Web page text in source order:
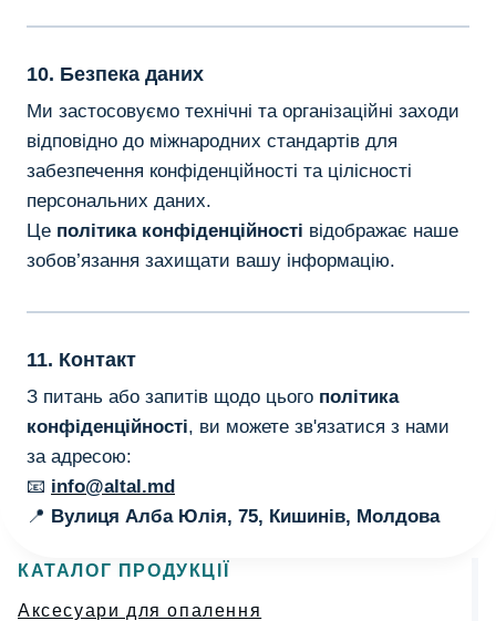
10. Безпека даних
Ми застосовуємо технічні та організаційні заходи
відповідно до міжнародних стандартів для
забезпечення конфіденційності та цілісності
персональних даних.
Це політика конфіденційності відображає наше
зобов’язання захищати вашу інформацію.
11. Контакт
З питань або запитів щодо цього політика
конфіденційності, ви можете зв'язатися з нами
за адресою:
📧 info@altal.md
📍 Вулиця Алба Юлія, 75, Кишинів, Молдова
КАТАЛОГ ПРОДУКЦІЇ
Аксесуари для опалення